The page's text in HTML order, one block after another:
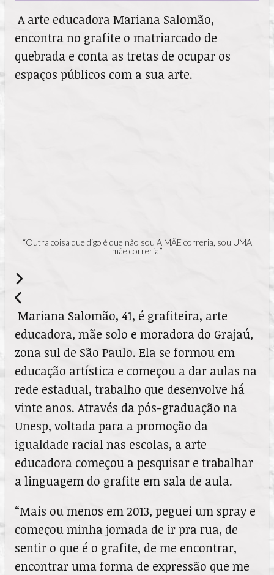
A arte educadora Mariana Salomão,
encontra no grafite o matriarcado de
quebrada e conta as tretas de ocupar os
espaços públicos com a sua arte.
“Outra coisa que digo é que não sou A MÃE correria, sou UMA
mãe correria.”
Mariana Salomão, 41, é grafiteira, arte
educadora, mãe solo e moradora do Grajaú,
zona sul de São Paulo. Ela se formou em
educação artística e começou a dar aulas na
rede estadual, trabalho que desenvolve há
vinte anos. Através da pós-graduação na
Unesp, voltada para a promoção da
igualdade racial nas escolas, a arte
educadora começou a pesquisar e trabalhar
a linguagem do grafite em sala de aula.
“Mais ou menos em 2013, peguei um spray e
começou minha jornada de ir pra rua, de
sentir o que é o grafite, de me encontrar,
encontrar uma forma de expressão que me